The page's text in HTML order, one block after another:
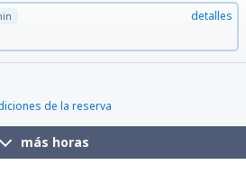
detalles
de la reserva
más horas